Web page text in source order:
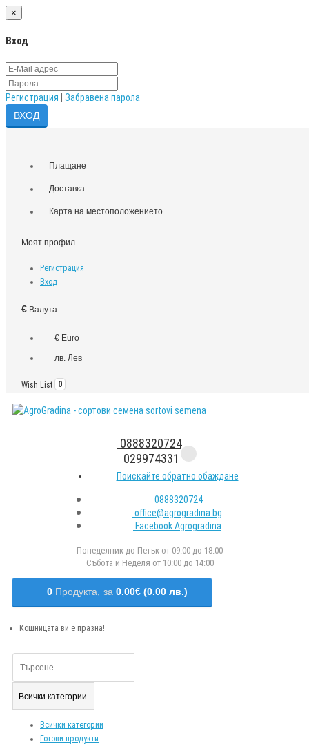
×
Вход
Регистрация Забравена парола
Плащане
Доставка
Карта на местоположението
Моят профил
Регистрация
Вход
€ Валута
€ Euro
лв. Лев
Wish List 0
0888320724
029974331
Поискайте обратно обаждане
0888320724
office@agrogradina.bg
Facebook Agrogradina
Понеделник до Петък от 09:00 до 18:00
Събота и Неделя от 10:00 до 14:00
0 Продукта, за 0.00€ (0.00 лв.)
Кошницата ви е празна!
Всички категории
Всички категории
Готови продукти